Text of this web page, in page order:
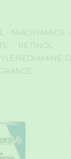
• NIACINAMIDE
RETINOL